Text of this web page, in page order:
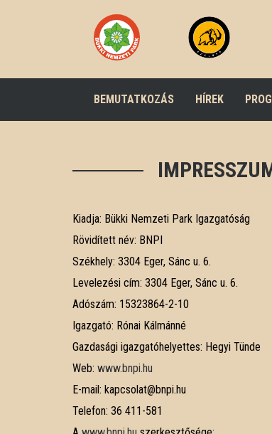
BEMUTATKOZÁS HÍREK
Kiadja: Bükki Nemzeti Park Igazgatóság
Rövidített név: BNPI
Székhely: 3304 Eger, Sánc u. 6.
Levelezési cím: 3304 Eger, Sánc u. 6.
Adószám: 15323864-2-10
Igazgató: Rónai Kálmánné
Gazdasági igazgatóhelyettes: Hegyi Tünde
Web: www.bnpi.hu
E-mail: kapcsolat@bnpi.hu
Telefon: 36 411-581